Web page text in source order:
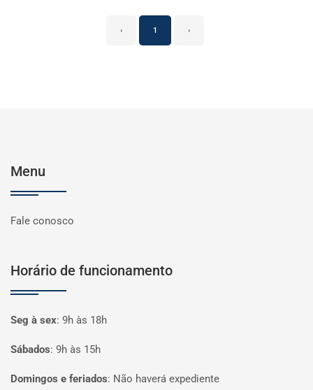
‹ 1 ›
Menu
Fale conosco
Horário de funcionamento
Seg à sex: 9h às 18h
Sábados: 9h às 15h
Domingos e feriados: Não haverá expediente